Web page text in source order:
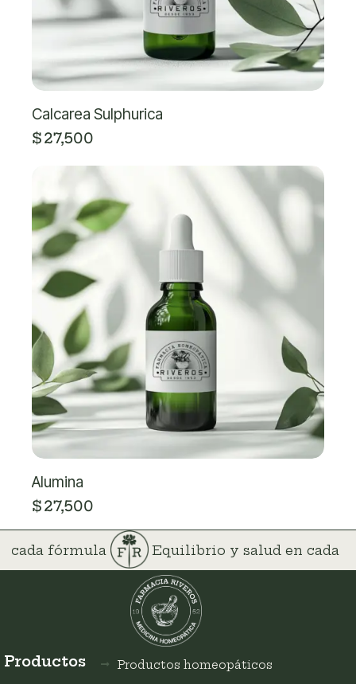
Calcarea Sulphurica
$27,500
Alumina
$27,500
cada fórmula Equilibrio y salud en cada
Productos
Productos homeopáticos